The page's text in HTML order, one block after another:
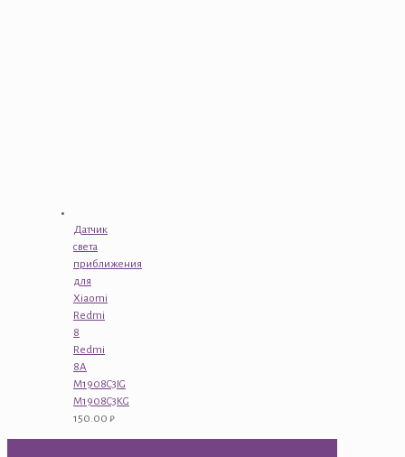
Датчик
света
приближения
для
Xiaomi
Redmi
8
Redmi
8A
M1908C3IG
M1908C3KG
150.00 ₽